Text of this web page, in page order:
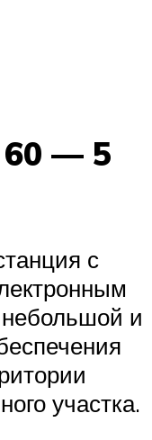
— 5
с
и
участка.